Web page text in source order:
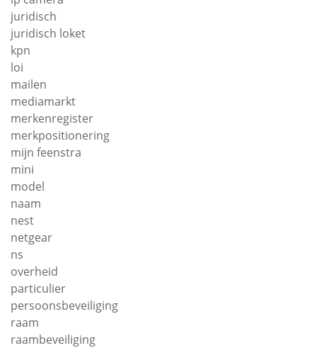
juridisch
juridisch loket
kpn
loi
mailen
mediamarkt
merkenregister
merkpositionering
mijn feenstra
mini
model
naam
nest
netgear
ns
overheid
particulier
persoonsbeveiliging
raam
raambeveiliging